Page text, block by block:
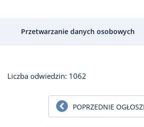
Przetwarzanie danych osobowych
Liczba odwiedzin: 1062
POPRZEDNIE